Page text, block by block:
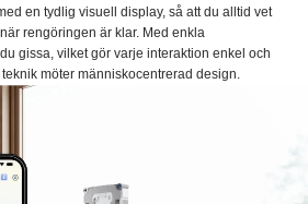
en tydlig visuell display, så att du alltid vet
rengöringen är klar. Med enkla
gissa, vilket gör varje interaktion enkel och
möter människocentrerad design.